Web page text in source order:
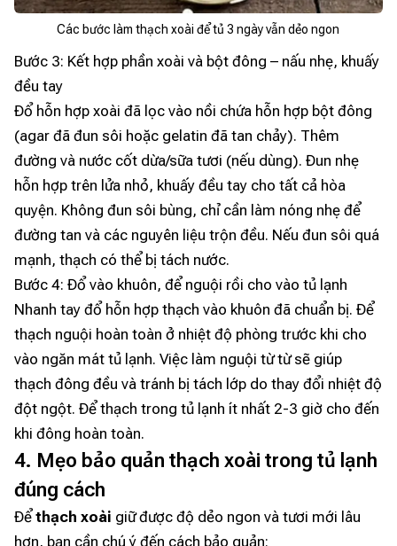
Các bước làm thạch xoài để tủ 3 ngày vẫn dẻo ngon
Bước 3: Kết hợp phần xoài và bột đông – nấu nhẹ, khuấy
đều tay
Đổ hỗn hợp xoài đã lọc vào nồi chứa hỗn hợp bột đông
(agar đã đun sôi hoặc gelatin đã tan chảy). Thêm
đường và nước cốt dừa/sữa tươi (nếu dùng). Đun nhẹ
hỗn hợp trên lửa nhỏ, khuấy đều tay cho tất cả hòa
quyện. Không đun sôi bùng, chỉ cần làm nóng nhẹ để
đường tan và các nguyên liệu trộn đều. Nếu đun sôi quá
mạnh, thạch có thể bị tách nước.
Bước 4: Đổ vào khuôn, để nguội rồi cho vào tủ lạnh
Nhanh tay đổ hỗn hợp thạch vào khuôn đã chuẩn bị. Để
thạch nguội hoàn toàn ở nhiệt độ phòng trước khi cho
vào ngăn mát tủ lạnh. Việc làm nguội từ từ sẽ giúp
thạch đông đều và tránh bị tách lớp do thay đổi nhiệt độ
đột ngột. Để thạch trong tủ lạnh ít nhất 2-3 giờ cho đến
khi đông hoàn toàn.
4. Mẹo bảo quản thạch xoài trong tủ lạnh
đúng cách
Đểthạch xoài giữ được độ dẻo ngon và tươi mới lâu
hơn, bạn cần chú ý đến cách bảo quản: